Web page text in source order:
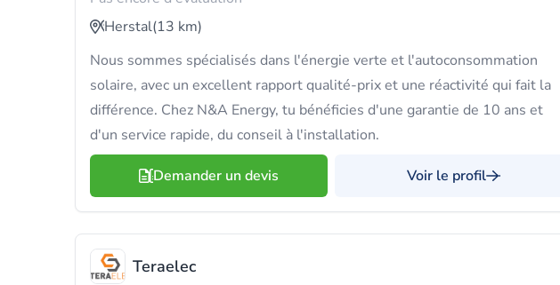
Herstal(13 km)
Nous sommes spécialisés dans l'énergie verte et l'autoconsommation
solaire, avec un excellent rapport qualité-prix et une réactivité qui fait la
différence. Chez N&A Energy, tu bénéficies d'une garantie de 10 ans et
d'un service rapide, du conseil à l'installation.
Demander un devis Voir le profil
Teraelec